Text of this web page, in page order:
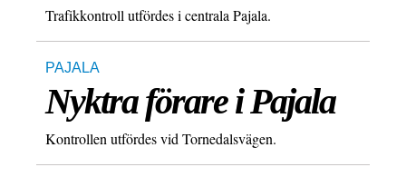
Trafikkontroll utfördes i centrala Pajala.
PAJALA
Nyktra förare i Pajala
Kontrollen utfördes vid Tornedalsvägen.